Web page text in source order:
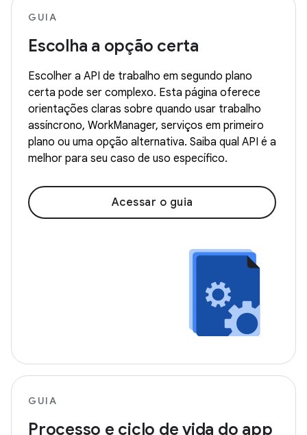
GUIA
Escolha a opção certa
Escolher a API de trabalho em segundo plano
certa pode ser complexo. Esta página oferece
orientações claras sobre quando usar trabalho
assíncrono, WorkManager, serviços em primeiro
plano ou uma opção alternativa. Saiba qual API é a
melhor para seu caso de uso específico.
Acessar o guia
GUIA
Processo e ciclo de vida do app